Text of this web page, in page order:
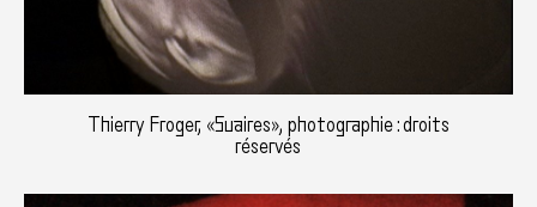
Thierry Froger, «Suaires», photographie : droits
réservés